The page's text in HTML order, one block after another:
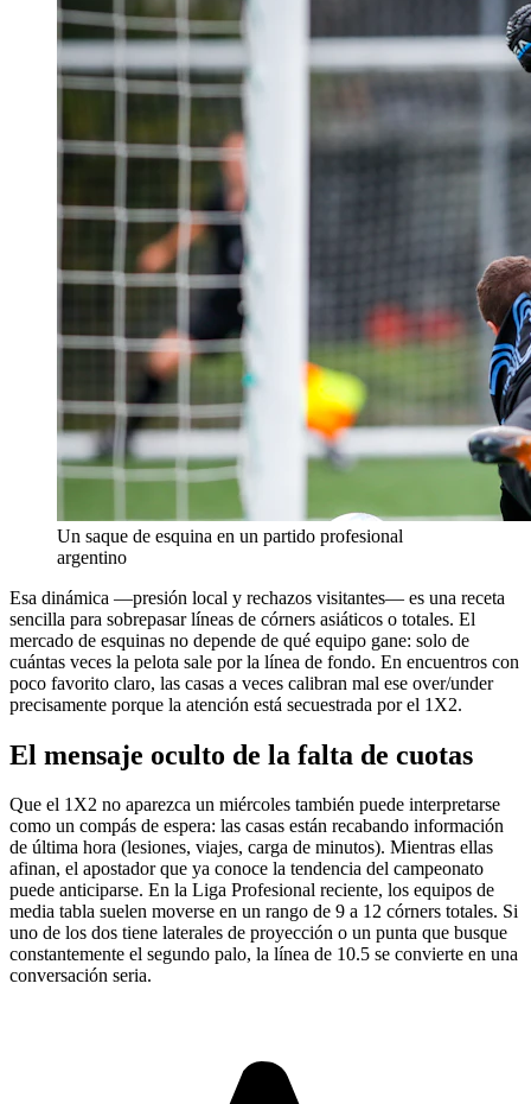
Un saque de esquina en un partido profesional
argentino
Esa dinámica —presión local y rechazos visitantes— es una receta
sencilla para sobrepasar líneas de córners asiáticos o totales. El
mercado de esquinas no depende de qué equipo gane: solo de
cuántas veces la pelota sale por la línea de fondo. En encuentros con
poco favorito claro, las casas a veces calibran mal ese over/under
precisamente porque la atención está secuestrada por el 1X2.
El mensaje oculto de la falta de cuotas
Que el 1X2 no aparezca un miércoles también puede interpretarse
como un compás de espera: las casas están recabando información
de última hora (lesiones, viajes, carga de minutos). Mientras ellas
afinan, el apostador que ya conoce la tendencia del campeonato
puede anticiparse. En la Liga Profesional reciente, los equipos de
media tabla suelen moverse en un rango de 9 a 12 córners totales. Si
uno de los dos tiene laterales de proyección o un punta que busque
constantemente el segundo palo, la línea de 10.5 se convierte en una
conversación seria.